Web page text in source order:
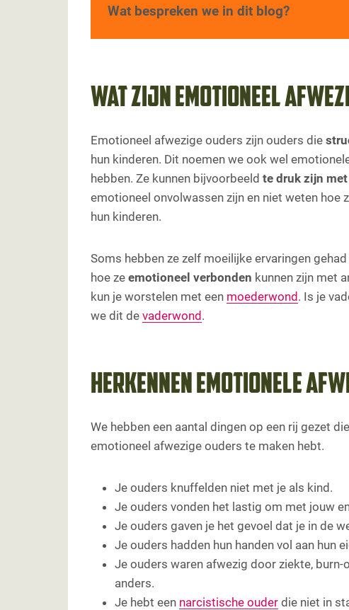
Wat bespreken we in dit blog?
Je past je aan
Ontwikkelen van een overlevingsstrategie
Hooggevoeligheid, trauma en afwezige
Familieopstellingen en emotioneel afwezige
Wat doet een familieopstelling?
Familiesysteem en emotionele
Trauma reist door families, totdat iemand
Wat zijn emotioneel
Emotioneel afwezige ouders zijn ouders die
hun kinderen. Dit noemen we ook wel
hebben. Ze kunnen bijvoorbeeld te druk zijn
emotioneel onvolwassen zijn en niet weten
hun kinderen.
Soms hebben ze zelf moeilijke ervaringen
hoe ze emotioneel verbonden kunnen zijn met
kun je worstelen met een moederwond. Is je
we dit de vaderwond.
Herkennen emotionele
We hebben een aantal dingen op een rij gezet
emotioneel afwezige ouders te maken hebt.
Je ouders knuffelden niet met je als kind.
Je ouders vonden het lastig om met jouw
Je ouders gaven je het gevoel dat je in de
Je ouders hadden hun handen vol aan hun
Je ouders waren afwezig door ziekte,
anders.
Je hebt een narcistische ouder die niet in